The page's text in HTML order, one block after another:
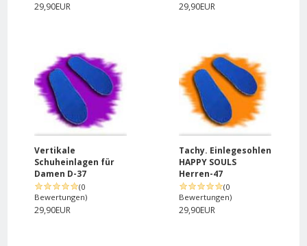
29,90EUR 29,90EUR
Vertikale
Schuheinlagen für
Damen D-37
(0
Bewertungen)
29,90EUR
Tachy. Einlegesohlen
HAPPY SOULS
Herren-47
(0
Bewertungen)
29,90EUR